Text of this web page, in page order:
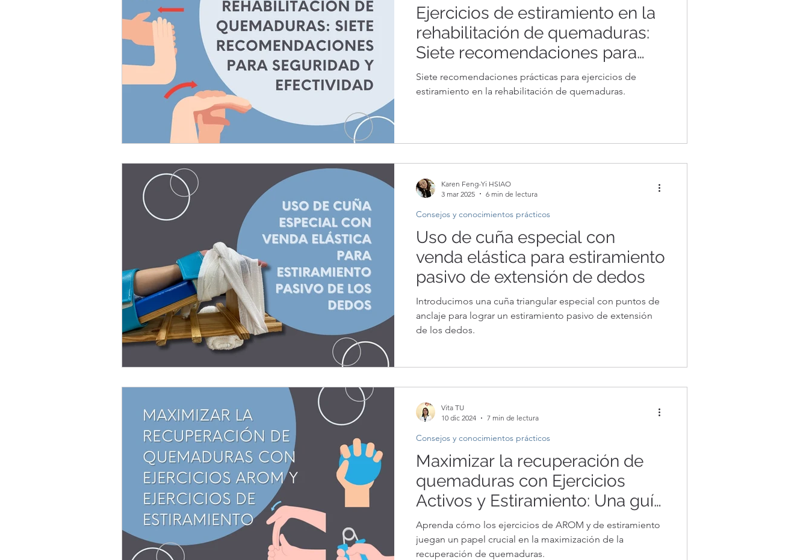
Ejercicios de estiramiento en la
rehabilitación de quemaduras:
Siete recomendaciones para
garantizar su seguridad y
efectividad
Siete recomendaciones prácticas para ejercicios de
estiramiento en la rehabilitación de quemaduras.
Uso de cuña especial con
venda elástica para estiramiento
pasivo de extensión de dedos
Introducimos una cuña triangular especial con puntos de
anclaje para lograr un estiramiento pasivo de extensión
de los dedos.
Consejos y conocimientos prácticos
Karen Feng-Yi HSIAO
3 mar 2025
6 min de lectura
Maximizar la recuperación de
quemaduras con Ejercicios
Activos y Estiramiento: Una guía
de ejercicios terapéuticos para
quemaduras
Aprenda cómo los ejercicios de AROM y de estiramiento
juegan un papel crucial en la maximización de la
recuperación de quemaduras.
Consejos y conocimientos prácticos
Vita TU
10 dic 2024
7 min de lectura